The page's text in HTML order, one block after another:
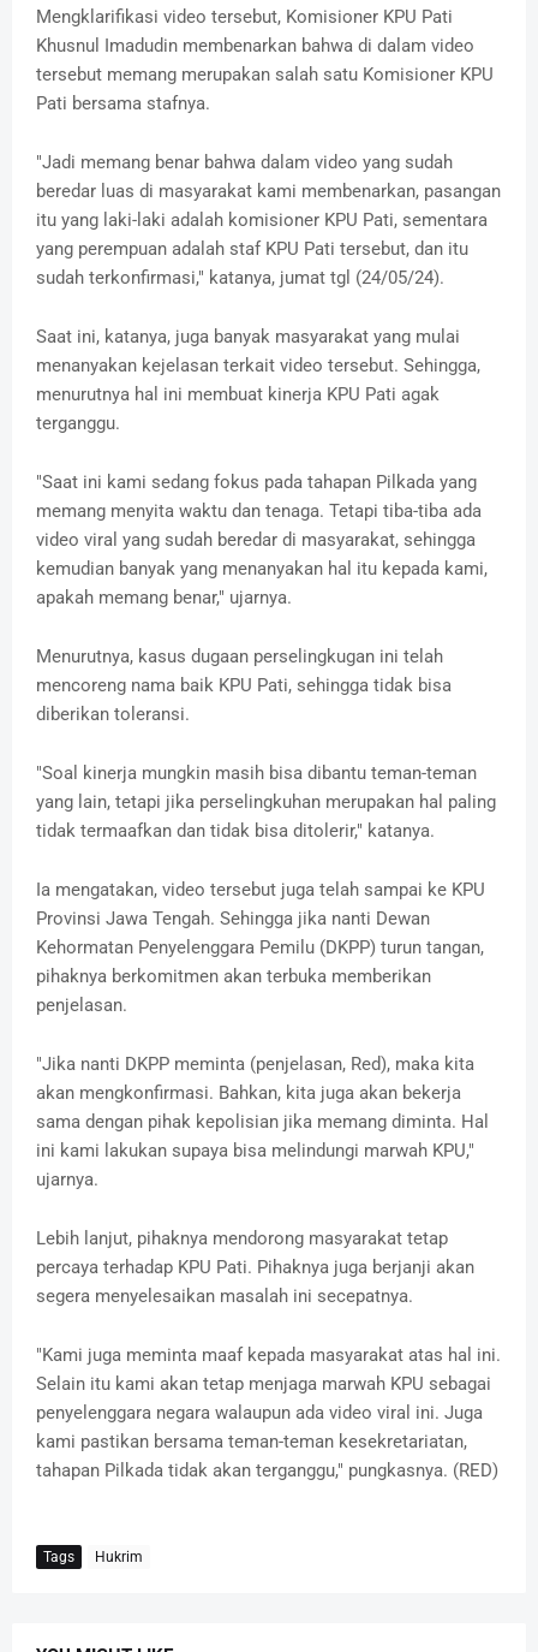
Mengklarifikasi video tersebut, Komisioner KPU Pati
Khusnul Imadudin membenarkan bahwa di dalam video
tersebut memang merupakan salah satu Komisioner KPU
Pati bersama stafnya.
"Jadi memang benar bahwa dalam video yang sudah
beredar luas di masyarakat kami membenarkan, pasangan
itu yang laki-laki adalah komisioner KPU Pati, sementara
yang perempuan adalah staf KPU Pati tersebut, dan itu
sudah terkonfirmasi," katanya, jumat tgl (24/05/24).
Saat ini, katanya, juga banyak masyarakat yang mulai
menanyakan kejelasan terkait video tersebut. Sehingga,
menurutnya hal ini membuat kinerja KPU Pati agak
terganggu.
"Saat ini kami sedang fokus pada tahapan Pilkada yang
memang menyita waktu dan tenaga. Tetapi tiba-tiba ada
video viral yang sudah beredar di masyarakat, sehingga
kemudian banyak yang menanyakan hal itu kepada kami,
apakah memang benar," ujarnya.
Menurutnya, kasus dugaan perselingkugan ini telah
mencoreng nama baik KPU Pati, sehingga tidak bisa
diberikan toleransi.
"Soal kinerja mungkin masih bisa dibantu teman-teman
yang lain, tetapi jika perselingkuhan merupakan hal paling
tidak termaafkan dan tidak bisa ditolerir," katanya.
Ia mengatakan, video tersebut juga telah sampai ke KPU
Provinsi Jawa Tengah. Sehingga jika nanti Dewan
Kehormatan Penyelenggara Pemilu (DKPP) turun tangan,
pihaknya berkomitmen akan terbuka memberikan
penjelasan.
"Jika nanti DKPP meminta (penjelasan, Red), maka kita
akan mengkonfirmasi. Bahkan, kita juga akan bekerja
sama dengan pihak kepolisian jika memang diminta. Hal
ini kami lakukan supaya bisa melindungi marwah KPU,"
ujarnya.
Lebih lanjut, pihaknya mendorong masyarakat tetap
percaya terhadap KPU Pati. Pihaknya juga berjanji akan
segera menyelesaikan masalah ini secepatnya.
"Kami juga meminta maaf kepada masyarakat atas hal ini.
Selain itu kami akan tetap menjaga marwah KPU sebagai
penyelenggara negara walaupun ada video viral ini. Juga
kami pastikan bersama teman-teman kesekretariatan,
tahapan Pilkada tidak akan terganggu," pungkasnya. (RED)
Tags Hukrim